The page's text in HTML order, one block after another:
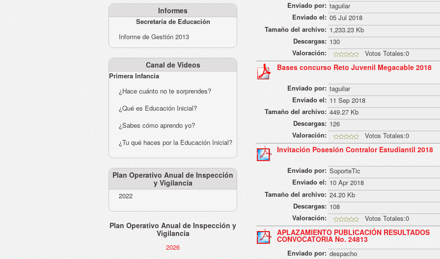
Informes
Secretaría de Educación
Informe de Gestión 2013
Canal de Videos
Primera Infancia
¿Hace cuánto no te sorprendes?
¿Qué es Educación Inicial?
¿Sabes cómo aprendo yo?
¿Tu qué haces por la Educación Inicial?
Plan Operativo Anual de Inspección
y Vigilancia
2022
Plan Operativo Anual de Inspección y
Vigilancia
2026
Enviado por: taguilar
Enviado el: 05 Jul 2018
Tamaño del archivo: 1,233.23 Kb
Descargas: 130
Valoración:
Votos Totales:0
Bases concurso Reto Juvenil Megacable 2018
Enviado por: taguilar
Enviado el: 11 Sep 2018
Tamaño del archivo: 449.27 Kb
Descargas: 126
Valoración:
Votos Totales:0
Invitación Posesión Contralor Estudiantil 2018
Enviado por: SoporteTic
Enviado el: 10 Apr 2018
Tamaño del archivo: 24.20 Kb
Descargas: 108
Valoración:
Votos Totales:0
APLAZAMIENTO PUBLICACIÓN RESULTADOS
CONVOCATORIA No. 24813
Enviado por: despacho